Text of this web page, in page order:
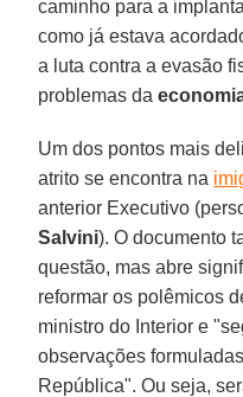
caminho para a
como já estava
a luta contra a evasão
problemas da
Um dos pontos mais
atrito se encontra na
anterior Executivo
Salvini). O documento
questão, mas abre
reformar os polêmicos
ministro do Interior e
observações
República". Ou seja,